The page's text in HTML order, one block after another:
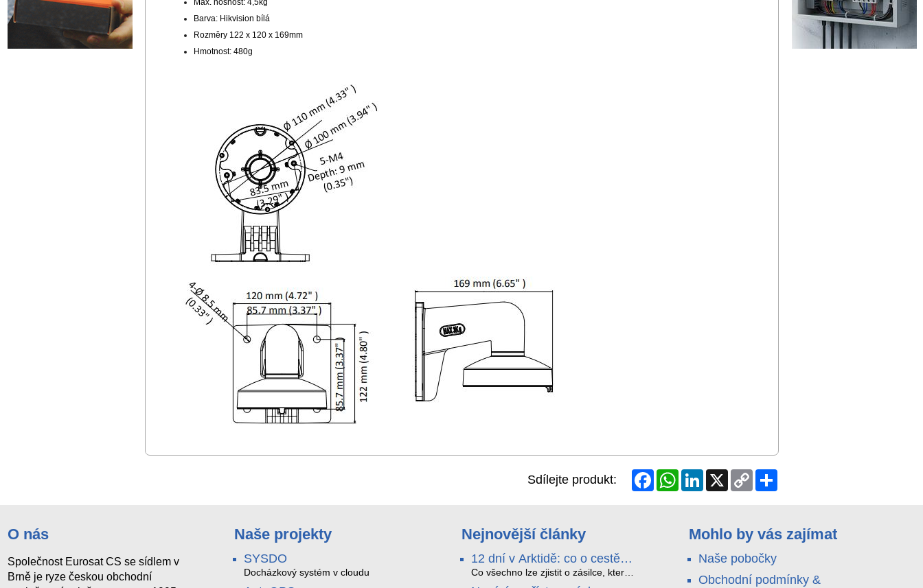
Barva: Hikvision bílá
Rozměry 122 x 120 x 169mm
Hmotnost: 480g
Sdílejte produkt: FacebookWhatsAppLinkedIn
X
Copy
Link
Share
O nás
Společnost Eurosat CS se sídlem v
Brně je ryze českou obchodní
Naše projekty
SYSDO
Docházkový systém v cloudu
Nejnovější články
12 dní v Arktidě: co o cestě
na Nordkapp řekla data ze
Co všechno lze zjistit o zásilce, která
Mohlo by vás zajímat
Naše pobočky
Obchodní podmínky &